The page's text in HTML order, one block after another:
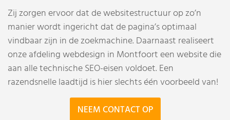
Zij zorgen ervoor dat de websitestructuur op zo’n
manier wordt ingericht dat de pagina’s optimaal
vindbaar zijn in de zoekmachine. Daarnaast realiseert
onze afdeling webdesign in Montfoort een website die
aan alle technische SEO-eisen voldoet. Een
razendsnelle laadtijd is hier slechts één voorbeeld van!
NEEM CONTACT OP